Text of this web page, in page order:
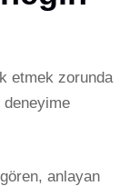
etmek zorunda
deneyime
anlayan